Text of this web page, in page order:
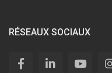
RÉSEAUX SOCIAUX